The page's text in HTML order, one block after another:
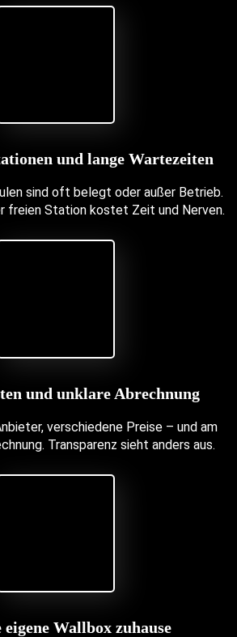
und lange Wartezeiten
sind oft belegt oder außer Betrieb.
freien Station kostet Zeit und Nerven.
und unklare Abrechnung
verschiedene Preise – und am
Transparenz sieht anders aus.
Wallbox zuhause